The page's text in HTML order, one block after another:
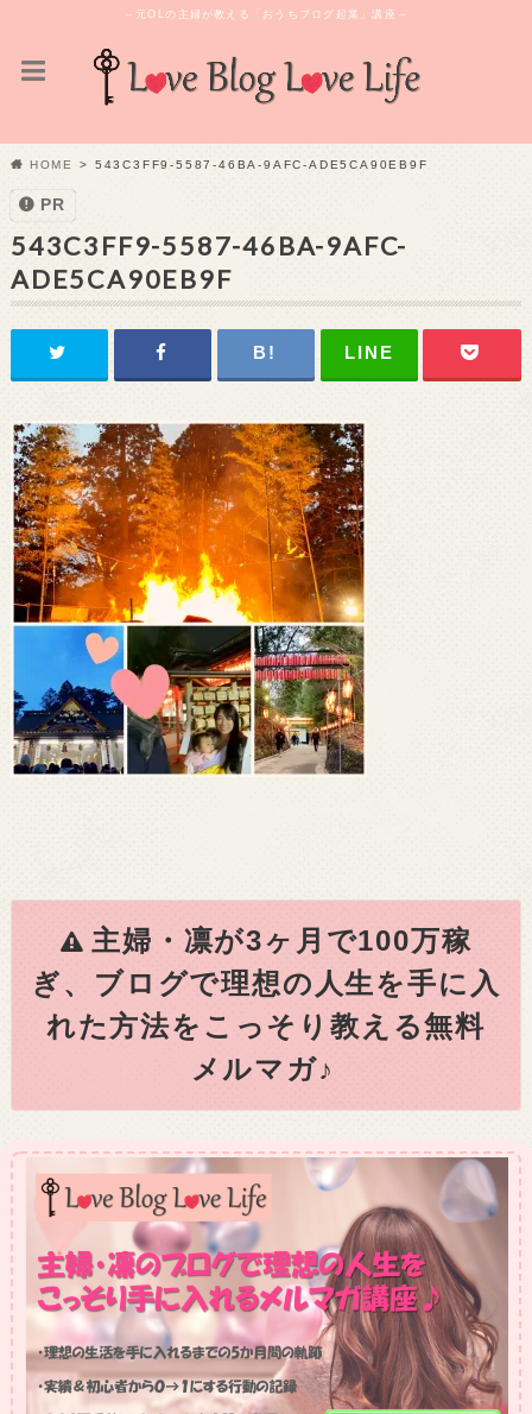
～元OLの主婦が教える「おうちブログ起業」講座～
HOME 543C3FF9-5587-46BA-9AFC-ADE5CA90EB9F
PR
543C3FF9-5587-46BA-9AFC-
ADE5CA90EB9F
主婦・凛が3ヶ月で100万稼
ぎ、ブログで理想の人生を手に入
れた方法をこっそり教える無料
メルマガ♪